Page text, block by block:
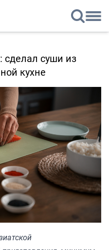
сделал суши из
кухне